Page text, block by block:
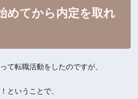
めてから内定を取れ
て転職活動をしたのですが、
ということで、